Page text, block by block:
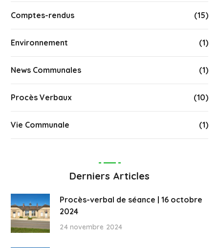
Comptes-rendus (15)
Environnement (1)
News Communales (1)
Procès Verbaux (10)
Vie Communale (1)
Derniers Articles
Procès-verbal de séance | 16 octobre
2024
24 novembre 2024